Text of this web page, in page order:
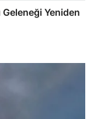
Geleneği Yeniden